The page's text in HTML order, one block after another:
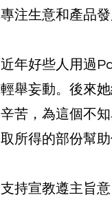
專注生意和產品發
近年好些人用過
輕舉妄動。後來
辛苦，為這個不
取所得的部份幫
支持宣教遵主旨意